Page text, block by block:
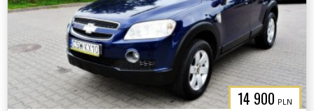
14 900 PLN